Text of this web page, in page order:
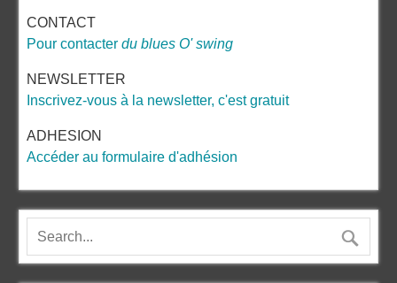
CONTACT
Pour contacter du blues O' swing
NEWSLETTER
Inscrivez-vous à la newsletter, c'est gratuit
ADHESION
Accéder au formulaire d'adhésion